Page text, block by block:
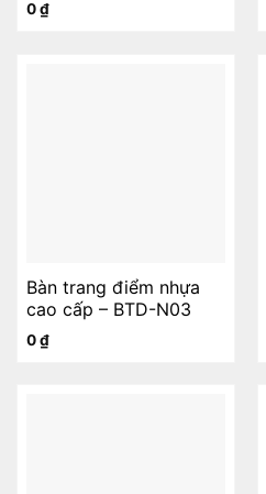
0₫
Bàn trang điểm nhựa
cao cấp – BTD-N03
0₫